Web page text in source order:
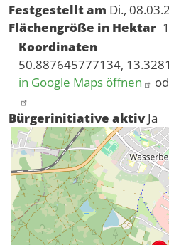
Festgestellt am Di.,
Flächengröße in Hektar
Koordinaten
50.887645777134,
in Google Maps öffnen
Bürgerinitiative aktiv Ja